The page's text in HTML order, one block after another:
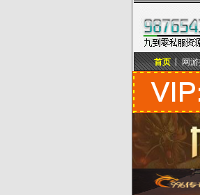
九到零私服资源
首页 网游